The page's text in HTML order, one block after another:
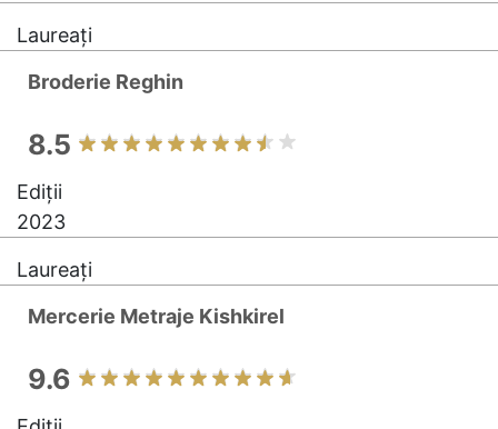
Laureați
Broderie Reghin
8.5
Ediții
2023
Laureați
Mercerie Metraje Kishkirel
9.6